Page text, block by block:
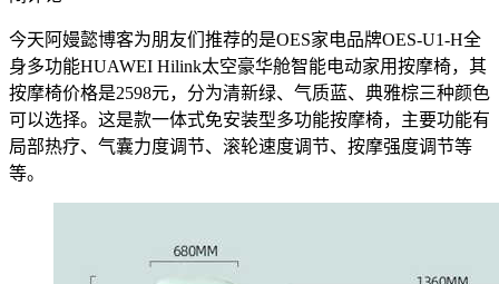
今天阿嫚懿博客为朋友们推荐的是OES家电品牌OES-U1-H全
身多功能HUAWEI Hilink太空豪华舱智能电动家用按摩椅，其
按摩椅价格是2598元，分为清新绿、气质蓝、典雅棕三种颜色
可以选择。这是款一体式免安装型多功能按摩椅，主要功能有
局部热疗、气囊力度调节、滚轮速度调节、按摩强度调节等
等。